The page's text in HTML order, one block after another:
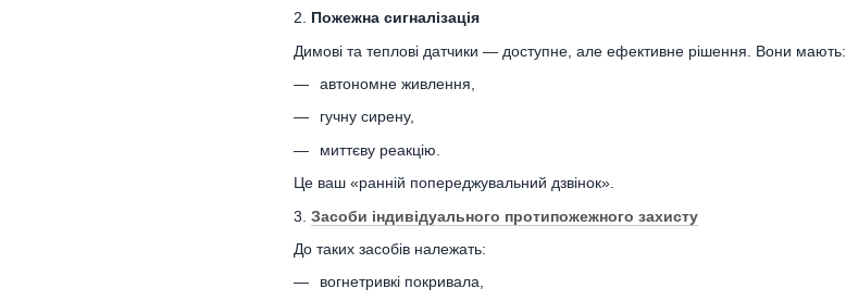
2. Пожежна сигналізація
Димові та теплові датчики — доступне, але ефективне рішення. Вони мають:
автономне живлення,
гучну сирену,
миттєву реакцію.
Це ваш «ранній попереджувальний дзвінок».
3. Засоби індивідуального протипожежного захисту
До таких засобів належать:
вогнетривкі покривала,